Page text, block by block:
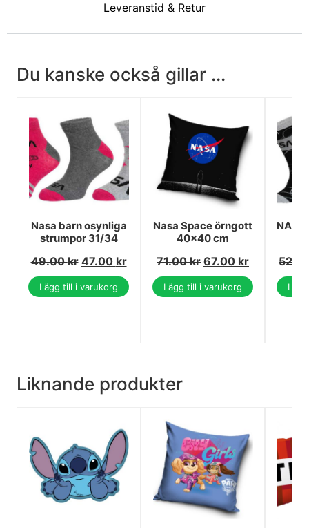
Leveranstid & Retur
Du kanske också gillar ...
Nasa barn osynliga
strumpor 31/34
49.00kr 47.00 kr
Lägg till i varukorg
Nasa Space örngott
40x40 cm
71.00kr 67.00 kr
Lägg till i varukorg
Liknande produkter